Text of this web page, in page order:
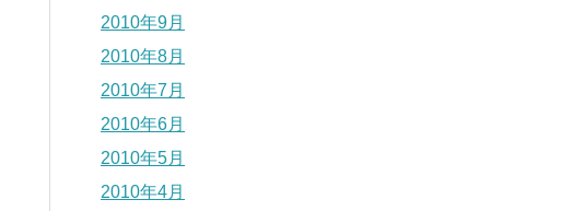
2010年9月
2010年8月
2010年7月
2010年6月
2010年5月
2010年4月